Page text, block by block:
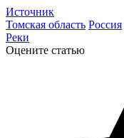
Источник
Томская область Россия
Реки
Оцените статью